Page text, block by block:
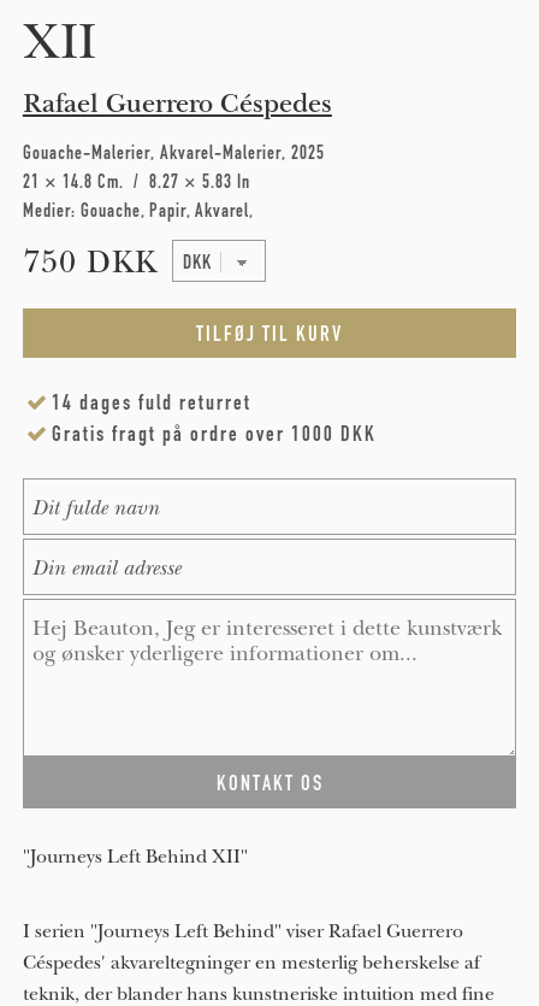
XII
Rafael Guerrero Céspedes
Gouache-Malerier Akvarel-Malerier 2025
21 × 14.8 Cm
8.27 × 5.83 In
Medier: Gouache Papir Akvarel
750 DKK
14 dages fuld returret
Gratis fragt på ordre over 1000 DKK
"Journeys Left Behind XII"
I serien "Journeys Left Behind" viser Rafael Guerrero
Céspedes' akvareltegninger en mesterlig beherskelse af
teknik, der blander hans kunstneriske intuition med fine